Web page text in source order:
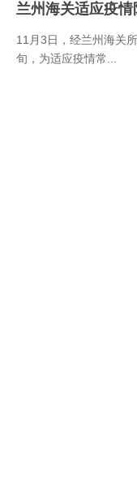
兰州海关适应疫
11月3日，经兰州海关
旬，为适应疫情常...